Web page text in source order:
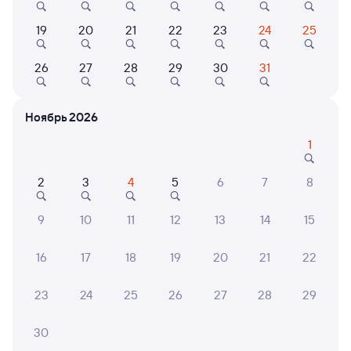
Онлайн-покупка за 4 минуты
Онлайн-возврат билетов без очереди в кассу
Выбор любимых мест на схемах вагонов
покупке
Оформление без регистрации на сайте
Что нужно, чтобы сесть в поезд?
Как поменять билет на другую дату или
на другой поезд?
Как вернуть билет?
19 20 21 22 23 24 25
26 27 28 29 30 31
Ноябрь 2026
1
2 3 4 5 6 7 8
9 10 11 12 13 14 15
16 17 18 19 20 21 22
23 24 25 26 27 28 29
30